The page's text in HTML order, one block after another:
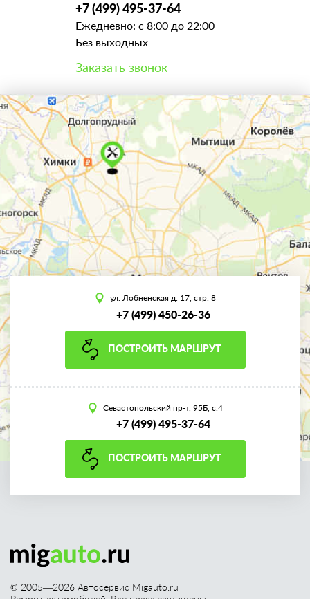
+7 (499) 495-37-64
Ежедневно: с 8:00 до 22:00
Без выходных
Заказать звонок
ул. Лобненская д. 17, стр. 8
+7 (499) 450-26-36
ПОСТРОИТЬ МАРШРУТ
Севастопольский пр-т, 95Б, с.4
+7 (499) 495-37-64
ПОСТРОИТЬ МАРШРУТ
© 2005—2026 Автосервис Migauto.ru